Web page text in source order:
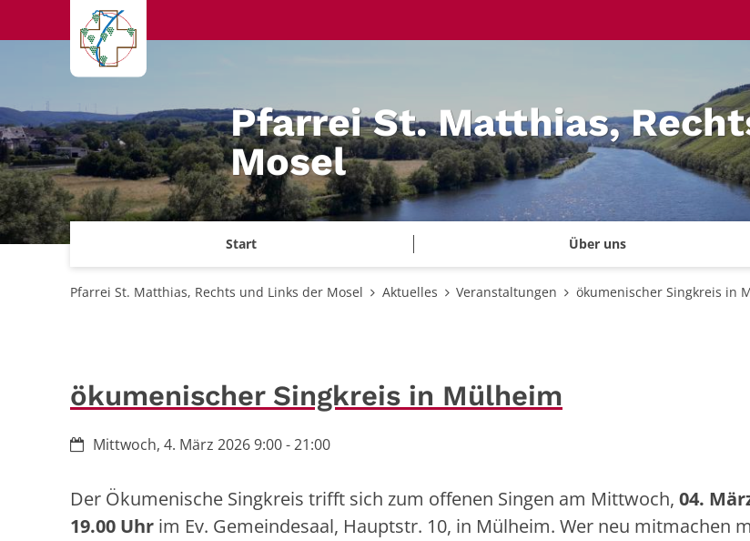
Zum Inhalt springen
Pfarrei St. Matthias,
Mosel
Start Über uns
Pfarrei St. Matthias, Rechts und Links der Mosel Aktuelles Veranstaltungen ökumenischer Singkreis in
ökumenischer Singkreis in Mülheim
Datum:Mittwoch, 4. März 2026 9:00 - 21:00
Der Ökumenische Singkreis trifft sich zum offenen Singen am Mittwoch, 04.
19.00 Uhr im Ev. Gemeindesaal, Hauptstr. 10, in Mülheim. Wer neu mitmachen